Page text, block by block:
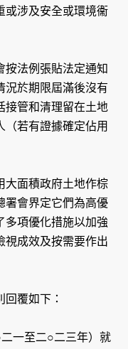
或涉及安全或環境衞
法例張貼法定通知
況於期限屆滿後沒有
接管和清理留在土地
（若有證據確定佔用
面積政府土地作棕
署會界定它們為高優
多項優化措施以加強
視成效及按需要作出
覆如下：
一至二○二三年）就